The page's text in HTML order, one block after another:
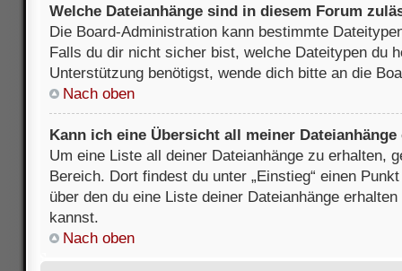
Welche Dateianhänge sind in diesem Forum
Die Board-Administration kann bestimmte
Falls du dir nicht sicher bist, welche Dateitypen du
Unterstützung benötigst, wende dich bitte an die
Nach oben
Kann ich eine Übersicht all meiner Dateianhänge
Um eine Liste all deiner Dateianhänge zu erhalten,
Bereich. Dort findest du unter „Einstieg“ einen
über den du eine Liste deiner Dateianhänge
kannst.
Nach oben